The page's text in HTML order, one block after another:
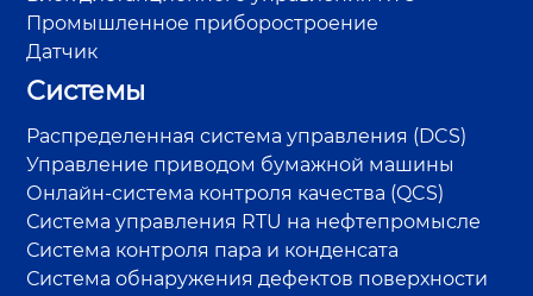
Промышленное приборостроение
Датчик
Системы
Распределенная система управления (DCS)
Управление приводом бумажной машины
Онлайн-система контроля качества (QCS)
Система управления RTU на нефтепромысле
Система контроля пара и конденсата
Система обнаружения дефектов поверхности